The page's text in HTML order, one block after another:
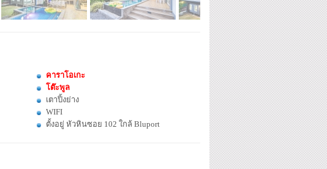
คาราโอเกะ
โต๊ะพูล
เตาปิ้งย่าง
WIFI
ตั้งอยู่ หัวหินซอย 102 ใกล้ Bluport